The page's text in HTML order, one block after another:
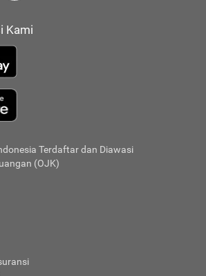
Kami
Terdaftar dan Diawasi
(OJK)